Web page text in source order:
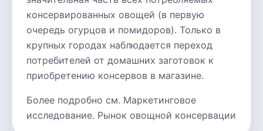
консервированных овощей (в первую
очередь огурцов и помидоров). Только в
крупных городах наблюдается переход
потребителей от домашних заготовок к
приобретению консервов в магазине.
Более подробно см. Маркетинговое
исследование. Рынок овощной консервации